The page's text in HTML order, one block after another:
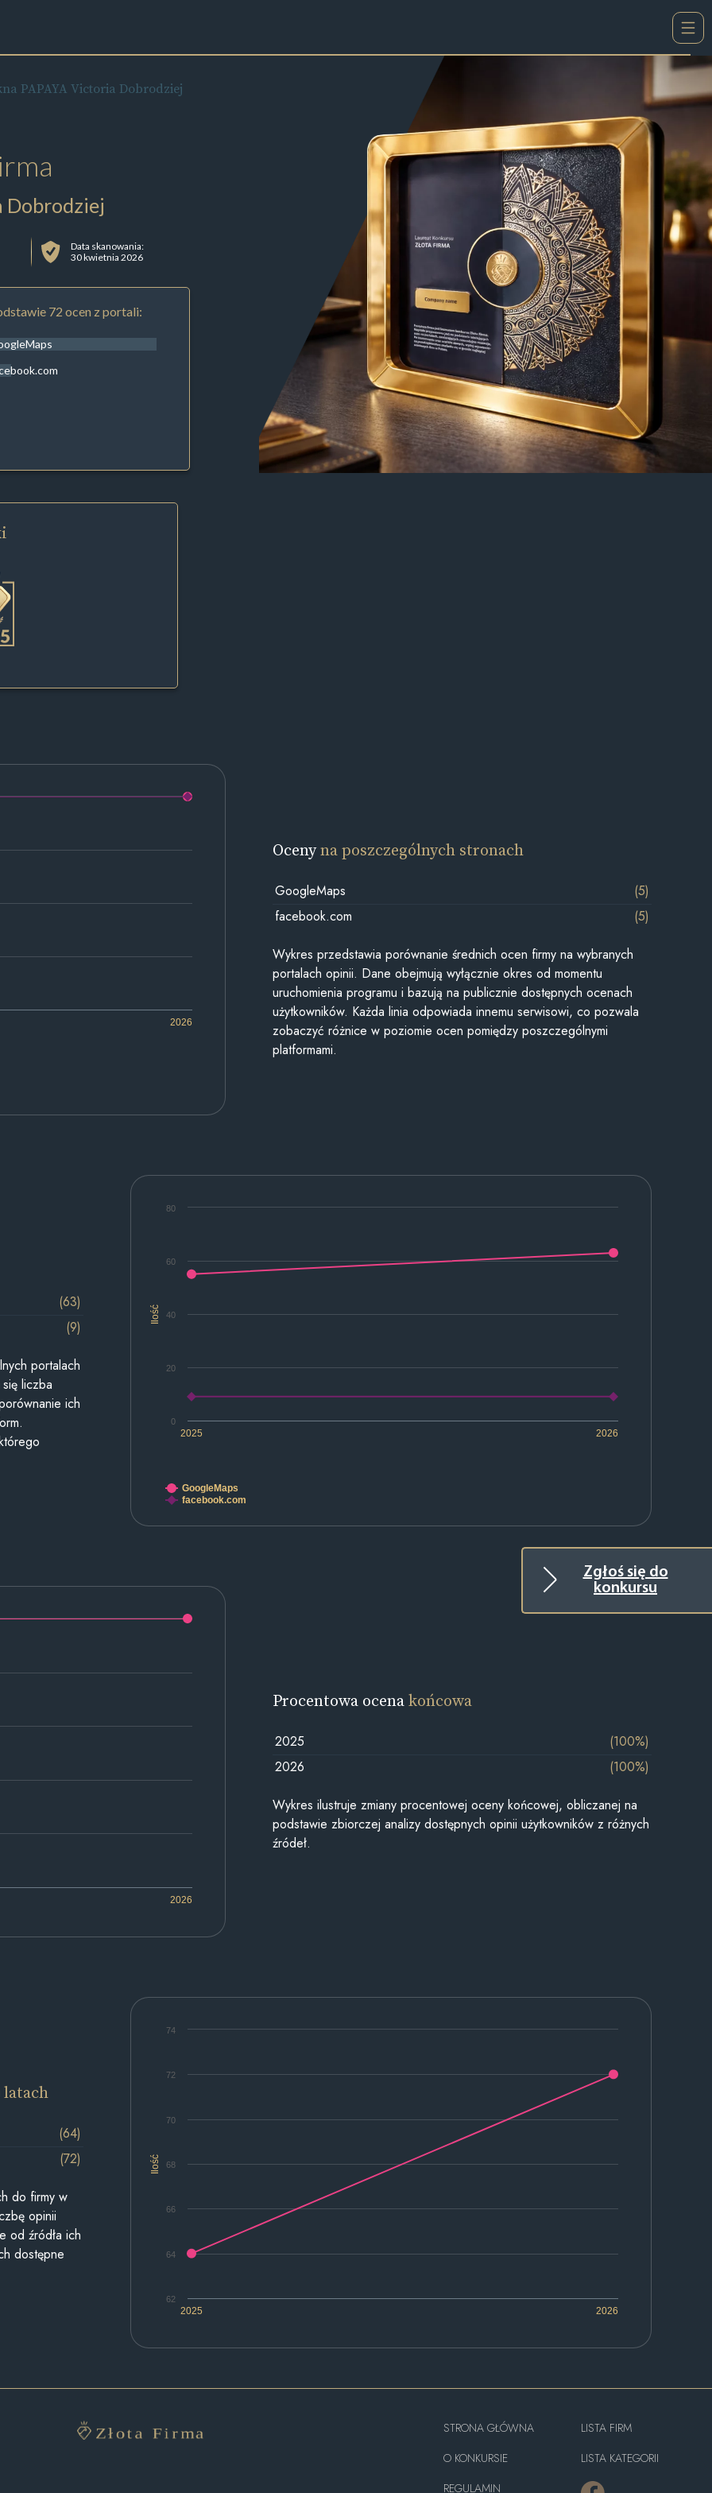
Zgłoś się do
konkursu
PAPAYA Victoria Dobrodziej
Dobrodziej
Data skanowania:
30 kwietnia 2026
72 ocen z portali:
2026
Ocenyna poszczególnych stronach
GoogleMaps
(5)
facebook.com
(5)
Wykres przedstawia porównanie średnich ocen firmy na wybranych
portalach opinii. Dane obejmują wyłącznie okres od momentu
uruchomienia programu i bazują na publicznie dostępnych ocenach
użytkowników. Każda linia odpowiada innemu serwisowi, co pozwala
zobaczyć różnice w poziomie ocen pomiędzy poszczególnymi
platformami.
Ilość
2025 2026
0
20
40
60
80
GoogleMaps
facebook.com
(63)
(9)
portalach
liczba
ich
2026
Procentowa ocenakońcowa
2025
(100%)
2026
(100%)
Wykres ilustruje zmiany procentowej oceny końcowej, obliczanej na
podstawie zbiorczej analizy dostępnych opinii użytkowników z różnych
źródeł.
Ilość
2025 2026
62
64
66
68
70
72
74
latach
(64)
(72)
do firmy w
opinii
od źródła ich
dostępne
STRONA GŁÓWNA
O KONKURSIE
REGULAMIN
LISTA FIRM
LISTA KATEGORII